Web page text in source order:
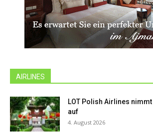
AIRLINES
LOT Polish Airlines
auf
4. August 2026